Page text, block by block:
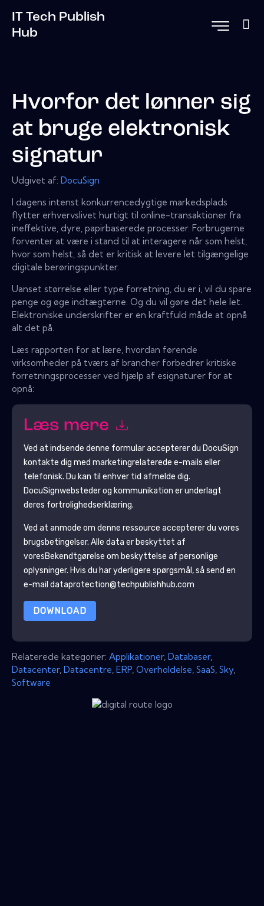
IT Tech Publish
Hub
Hvorfor det lønner sig
at bruge elektronisk
signatur
Udgivet af: DocuSign
I dagens intenst konkurrencedygtige markedsplads
flytter erhvervslivet hurtigt til online-transaktioner fra
ineffektive, dyre, papirbaserede processer. Forbrugerne
forventer at være i stand til at interagere når som helst,
hvor som helst, så det er kritisk at levere let tilgængelige
digitale berøringspunkter.
Uanset størrelse eller type forretning, du er i, vil du spare
penge og øge indtægterne. Og du vil gøre det hele let.
Elektroniske underskrifter er en kraftfuld måde at opnå
alt det på.
Læs rapporten for at lære, hvordan førende
virksomheder på tværs af brancher forbedrer kritiske
forretningsprocesser ved hjælp af esignaturer for at
opnå:
Læs mere
Ved at indsende denne formular accepterer du DocuSign
kontakte dig med marketingrelaterede e-mails eller
telefonisk. Du kan til enhver tid afmelde dig.
DocuSignwebsteder og kommunikation er underlagt
deres fortrolighedserklæring.
Ved at anmode om denne ressource accepterer du vores
brugsbetingelser. Alle data er beskyttet af
voresBekendtgørelse om beskyttelse af personlige
oplysninger. Hvis du har yderligere spørgsmål, så send en
e-mail dataprotection@techpublishhub.com
DOWNLOAD
Relaterede kategorier: Applikationer, Databaser,
Datacenter, Datacentre ERP Overholdelse SaaS Sky
Software